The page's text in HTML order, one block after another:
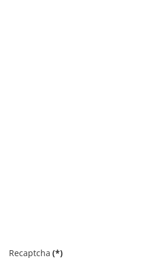
Recaptcha (*)